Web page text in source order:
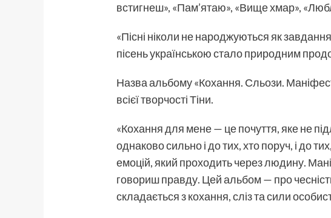
встигнеш», «Пам’ятаю», «Вище хмар»,
«Пісні ніколи не народжуються як
пісень українською стало природним
Назва альбому «Кохання. Сльози.
всієї творчості Тіни.
«Кохання для мене — це почуття, яке не
однаково сильно і до тих, хто поруч, і до
емоцій, який проходить через людину.
говориш правду. Цей альбом — про
складається з кохання, сліз та сили